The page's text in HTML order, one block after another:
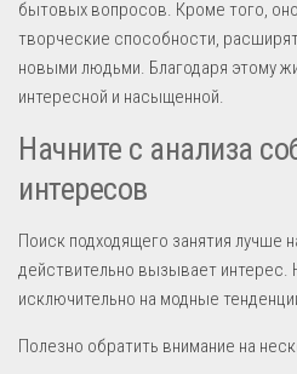
бытовых вопросов. Кроме того,
творческие способности,
новыми людьми. Благодаря этому
интересной и насыщенной.
Начните с анализа
интересов
Поиск подходящего занятия лучше
действительно вызывает интерес.
исключительно на модные
Полезно обратить внимание на